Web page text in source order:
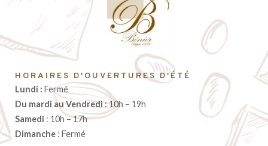
HORAIRES D'OUVERTURES D'ÉTÉ
Lundi : Fermé
Du mardi au Vendredi: 10h – 19h
Samedi : 10h – 17h
Dimanche : Fermé